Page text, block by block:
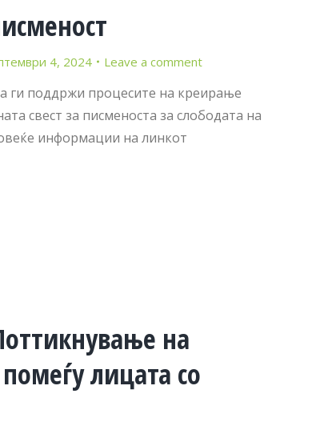
4, 2024 Leave a comment
ги поддржи процесите на креирање
свест за писменоста за слободата на
информации на линкот
на
лицата со